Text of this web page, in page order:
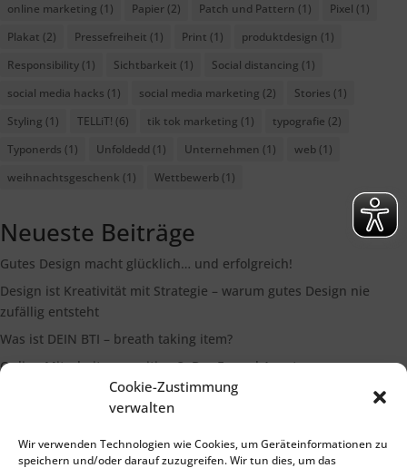
Cookie-Zustimmung
verwalten
Wir verwenden Technologien wie Cookies, um Geräteinformationen zu
speichern und/oder darauf zuzugreifen. Wir tun dies, um das
online marketing (1) Papier (2) Patch und Pattern (1) Pixel (1)
Plakat (2) Pressefreiheit (1) Print (1) produktdesign (1)
Responsibility (1) Sichtbarkeit (1) Social distancing (1)
social media hacks (1) social media marketing (2) Stories (1)
Styling (1) TELLiT! (6) tik tok marketing (1) typografie (2)
Typonerds (1) Unfoldedd (1) Unternehmen (1) web (1)
weihnachtsgeschenk (1) Wettbewerb (1)
Neueste Beiträge
Gutes Design macht glücklich… und erfolgreich!
Design ist Kreativität mit Strategie – warum gutes Design nie
zufällig entsteht
Was ist DEIN BTI – breath taking item?
Online Mitarbeiterrecruiting 3: Der Funnel Ansatz
Die Bedeutung eines starken Markenimages
Suchen